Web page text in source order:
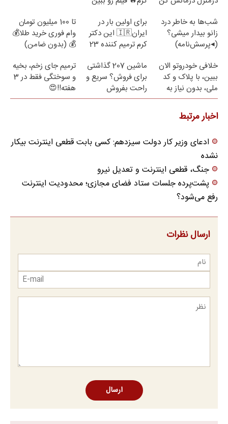
شب‌ها به خاطر درد
زانو بیدار میشی؟
(◂پرسش‌نامه)
برای اولین بار در
ایران🇮🇷 این دکتر
کرم ترمیم کننده 23
تا 100 میلیون تومان
وام فوری خرید طلا💰
💰 (بدون ضامن)
خلافی خودروتو الان
ببین، با پلاک و کد
ملی، بدون نیاز به
مراجعه حضوری
ماشین 207 گذاشتی
برای فروش؟ سریع و
راحت بفروش
ترمیم جای زخم، بخیه
و سوختگی فقط در 3
هفته!!😍
اخبار مرتبط
ادعای وزیر کار دولت سیزدهم: کسی بابت قطعی اینترنت بیکار
نشده
جنگ، قطعی اینترنت و تعدیل نیرو
پشت‌پرده جلسات ستاد فضای مجازی؛ محدودیت اینترنت
رفع می‌شود؟
ارسال نظرات
ارسال